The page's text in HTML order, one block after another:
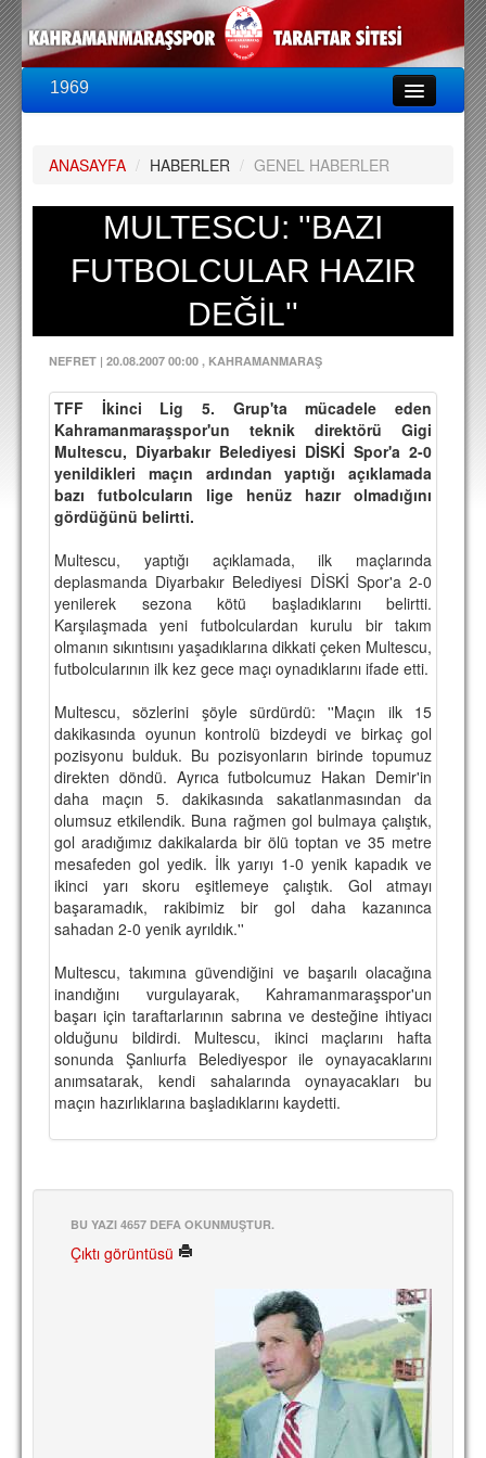
1969
PUAN DURUMU
FİKSTÜR
A TAKIM KADROSU
TEKNİK KADRO
TRANSFERLER
TARAFTAR
BİLETLER
DEPLASMAN
MULTİMEDYA
FOTOĞRAF & VİDEOLAR
MARŞ & TEZAHÜRATLAR
KULÜP
AMBLEM
SPOR TESİSLERİ
YÖNETİM KURULU
PERSONEL
SPONSORLAR
TARİHİ BAŞARILAR
BASINDAN
KUPA MAÇLARI
MİSYON
SİTE İSTATİSTİKLERİ
ANASAYFA / HABERLER / GENEL HABERLER
MULTESCU: ''BAZI
FUTBOLCULAR HAZIR
DEĞİL''
NEFRET | 20.08.2007 00:00 , KAHRAMANMARAŞ
TFF İkinci Lig 5. Grup'ta mücadele eden
Kahramanmaraşspor'un teknik direktörü Gigi
Multescu, Diyarbakır Belediyesi DİSKİ Spor'a 2-0
yenildikleri maçın ardından yaptığı açıklamada
bazı futbolcuların lige henüz hazır olmadığını
gördüğünü belirtti.
Multescu, yaptığı açıklamada, ilk maçlarında
deplasmanda Diyarbakır Belediyesi DİSKİ Spor'a 2-0
yenilerek sezona kötü başladıklarını belirtti.
Karşılaşmada yeni futbolculardan kurulu bir takım
olmanın sıkıntısını yaşadıklarına dikkati çeken Multescu,
futbolcularının ilk kez gece maçı oynadıklarını ifade etti.
Multescu, sözlerini şöyle sürdürdü: ''Maçın ilk 15
dakikasında oyunun kontrolü bizdeydi ve birkaç gol
pozisyonu bulduk. Bu pozisyonların birinde topumuz
direkten döndü. Ayrıca futbolcumuz Hakan Demir'in
daha maçın 5. dakikasında sakatlanmasından da
olumsuz etkilendik. Buna rağmen gol bulmaya çalıştık,
gol aradığımız dakikalarda bir ölü toptan ve 35 metre
mesafeden gol yedik. İlk yarıyı 1-0 yenik kapadık ve
ikinci yarı skoru eşitlemeye çalıştık. Gol atmayı
başaramadık, rakibimiz bir gol daha kazanınca
sahadan 2-0 yenik ayrıldık.''
Multescu, takımına güvendiğini ve başarılı olacağına
inandığını vurgulayarak, Kahramanmaraşspor'un
başarı için taraftarlarının sabrına ve desteğine ihtiyacı
olduğunu bildirdi. Multescu, ikinci maçlarını hafta
sonunda Şanlıurfa Belediyespor ile oynayacaklarını
anımsatarak, kendi sahalarında oynayacakları bu
maçın hazırlıklarına başladıklarını kaydetti.
BU YAZI 4657 DEFA OKUNMUŞTUR.
Çıktı görüntüsü